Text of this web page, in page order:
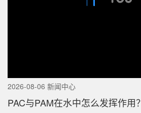
2026-08-06 新闻中心
PAC与PAM在水中怎么发挥作用？